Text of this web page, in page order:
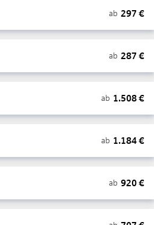
ab 297 €
ab 287 €
ab 1.508€
ab 1.184€
ab 920€